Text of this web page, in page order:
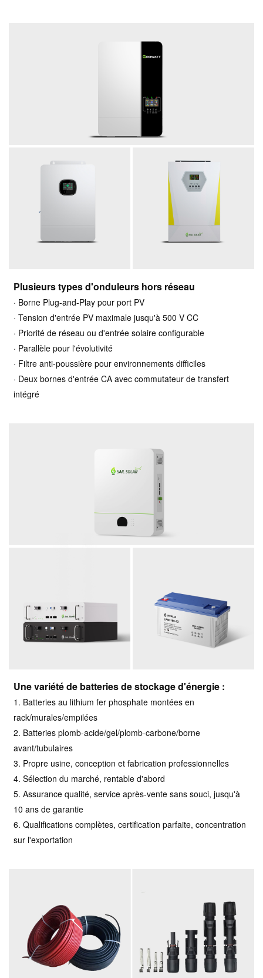
Plusieurs types d'onduleurs hors réseau
· Borne Plug-and-Play pour port PV
· Tension d'entrée PV maximale jusqu'à 500 V CC
· Priorité de réseau ou d'entrée solaire configurable
· Parallèle pour l'évolutivité
· Filtre anti-poussière pour environnements difficiles
· Deux bornes d'entrée CA avec commutateur de transfert
intégré
Une variété de batteries de stockage d'énergie :
1. Batteries au lithium fer phosphate montées en
rack/murales/empilées
2. Batteries plomb-acide/gel/plomb-carbone/borne
avant/tubulaires
3. Propre usine, conception et fabrication professionnelles
4. Sélection du marché, rentable d'abord
5. Assurance qualité, service après-vente sans souci, jusqu'à
10 ans de garantie
6. Qualifications complètes, certification parfaite, concentration
sur l'exportation